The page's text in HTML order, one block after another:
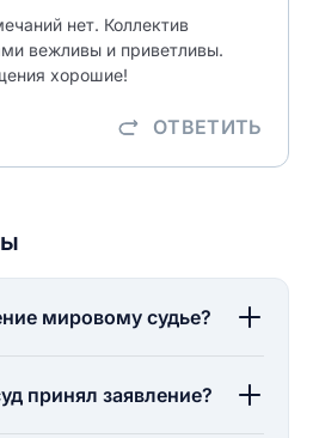
нет. Коллектив
вежливы и приветливы.
хорошие!
ОТВЕТИТЬ
мировому судье?
принял заявление?